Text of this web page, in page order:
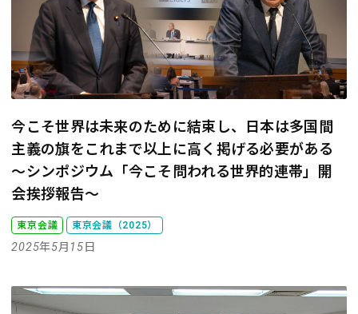
今こそ世界は未来のために結束し、日本は多国間
主義の旗をこれまで以上に高く掲げる必要がある
～シンポジウム「今こそ問われる世界的連帯」開
会挨拶報告～
東京会議 東京会議（2025）
2025年5月15日